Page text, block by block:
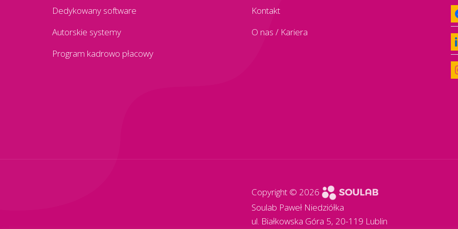
Dedykowany software
Autorskie systemy
Program kadrowo płacowy
Kontakt
O nas / Kariera
Copyright © 2026
Soulab Paweł Niedziółka
ul. Białkowska Góra 5, 20-119 Lublin